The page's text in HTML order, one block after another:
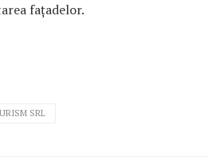
fațadelor.
SRL